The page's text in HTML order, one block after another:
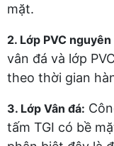
mặt.
2. Lớp PVC
vân đá và lớp
theo thời gian
3. Lớp Vân đá:
tấm TGI có bề